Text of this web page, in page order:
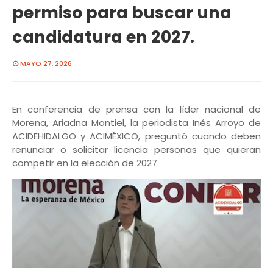
permiso para buscar una
candidatura en 2027.
MAYO 27, 2026
En conferencia de prensa con la líder nacional de
Morena, Ariadna Montiel, la periodista Inés Arroyo de
ACIDEHIDALGO y ACIMÉXICO, preguntó cuando deben
renunciar o solicitar licencia personas que quieran
competir en la elección de 2027.